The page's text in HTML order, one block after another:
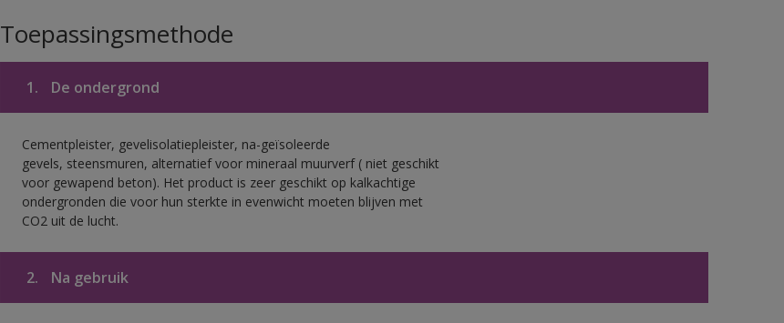
Toepassingsmethode
1. De ondergrond
Cementpleister, gevelisolatiepleister, na-geïsoleerde
gevels, steensmuren, alternatief voor mineraal muurverf ( niet geschikt
voor gewapend beton). Het product is zeer geschikt op kalkachtige
ondergronden die voor hun sterkte in evenwicht moeten blijven met
CO2 uit de lucht.
2. Na gebruik